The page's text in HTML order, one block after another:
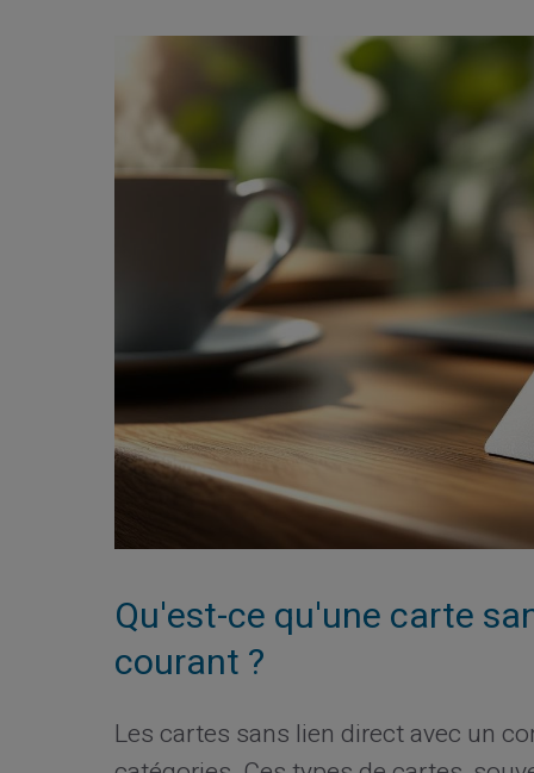
Qu'est-ce qu'une carte
courant ?
Les cartes sans lien direct avec un